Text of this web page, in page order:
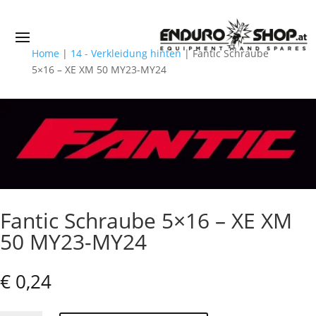
Home | 14 - Verkleidung hinten |Fantic Schraube
5×16 – XE XM 50 MY23-MY24
Fantic Schraube 5×16 – XE XM
50 MY23-MY24
€ 0,24